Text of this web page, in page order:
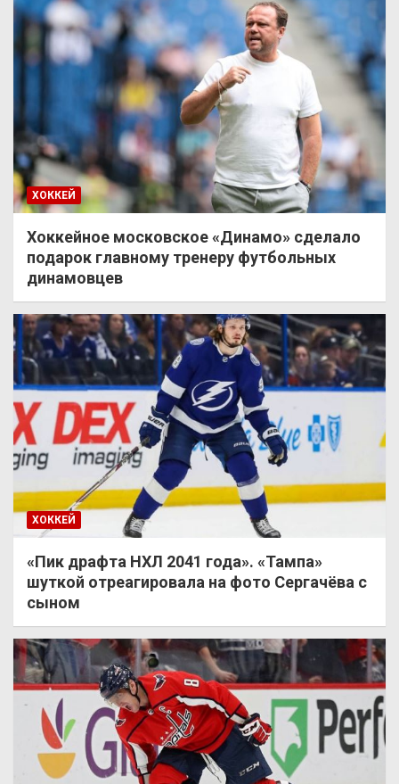
ХОККЕЙ
Хоккейное московское «Динамо» сделало
подарок главному тренеру футбольных
динамовцев
ХОККЕЙ
«Пик драфта НХЛ 2041 года». «Тампа»
шуткой отреагировала на фото Сергачёва с
сыном